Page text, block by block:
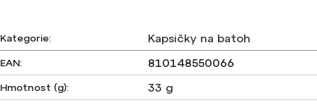
Kategorie: Kapsičky na batoh
EAN: 810148550066
Hmotnost (g): 33 g